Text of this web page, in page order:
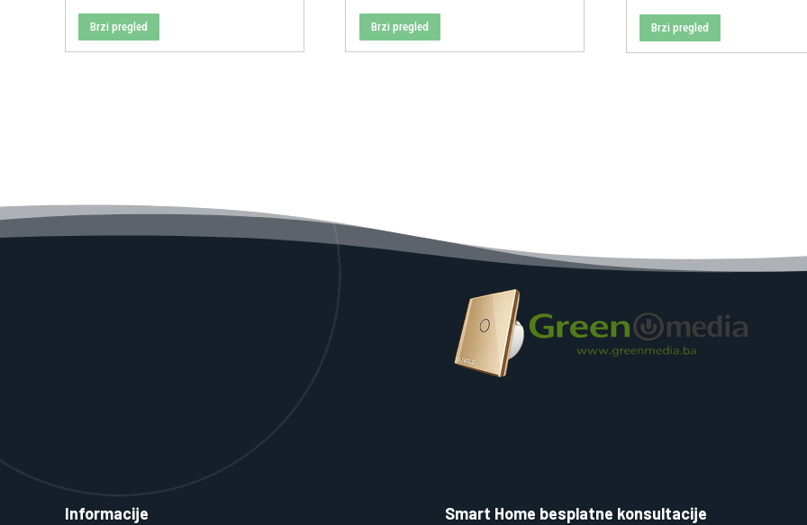
Brzi pregled Brzi pregled
price
was:
40,00 KM.25,00
Brzi pregled
Informacije Smart Home besplatne konsultacije